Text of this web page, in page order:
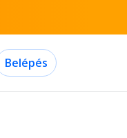
Belépés